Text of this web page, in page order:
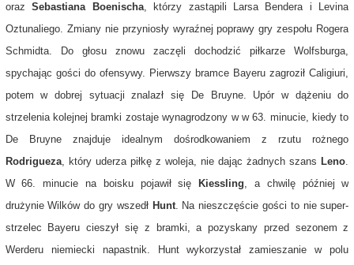
orazSebastiana Boenischa, którzy zastąpili Larsa Bendera i Levina
Oztunaliego. Zmiany nie przyniosły wyraźnej poprawy gry zespołu Rogera
Schmidta. Do głosu znowu zaczęli dochodzić piłkarze Wolfsburga,
spychając gości do ofensywy. Pierwszy bramce Bayeru zagroził Caligiuri,
potem w dobrej sytuacji znalazł się De Bruyne. Upór w dążeniu do
strzelenia kolejnej bramki zostaje wynagrodzony w w 63. minucie, kiedy to
De Bruyne znajduje idealnym dośrodkowaniem z rzutu rożnego
Rodrigueza, który uderza piłkę z woleja, nie dając żadnych szans Leno.
W 66. minucie na boisku pojawił się
Kiessling, a chwilę później w
drużynie Wilków do gry wszedł Hunt. Na nieszczęście gości to nie super-
strzelec Bayeru cieszył się z bramki, a pozyskany przed sezonem z
Werderu niemiecki napastnik. Hunt wykorzystał zamieszanie w polu